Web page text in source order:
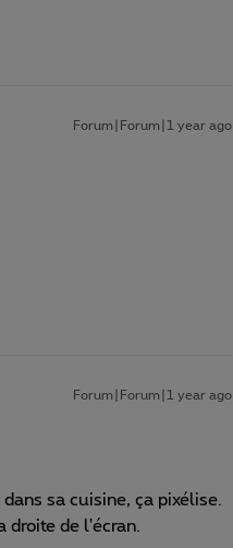
Forum|Forum|1 year ago
Forum|Forum|1 year ago
sa cuisine, ça pixélise.
droite de l'écran.